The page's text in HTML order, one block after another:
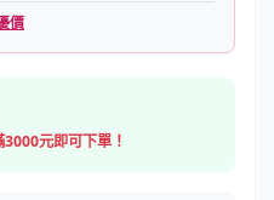
價
元即可下單！